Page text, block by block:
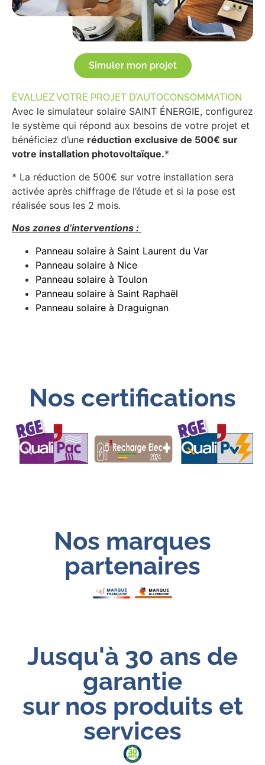
Simuler mon projet
ÉVALUEZ VOTRE PROJET D'AUTOCONSOMMATION
Avec le simulateur solaire SAINT ÉNERGIE, configurez
le système qui répond aux besoins de votre projet et
bénéficiez d’une réduction exclusive de 500€ sur
votre installation photovoltaïque.*
* La réduction de 500€ sur votre installation sera
activée après chiffrage de l’étude et si la pose est
réalisée sous les 2 mois.
Nos zones d’interventions :
Panneau solaire à Saint Laurent du Var
Panneau solaire à Nice
Panneau solaire à Toulon
Panneau solaire à Saint Raphaël
Panneau solaire à Draguignan
Nos certifications
Nos marques
partenaires
Jusqu'à 30 ans de
garantie
sur nos produits et
services